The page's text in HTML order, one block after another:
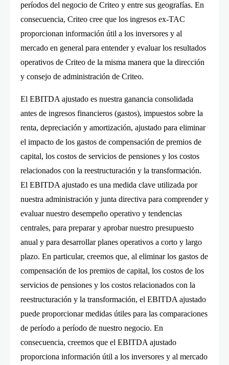
períodos del negocio de Criteo y entre sus geografías. En
consecuencia, Criteo cree que los ingresos ex-TAC
proporcionan información útil a los inversores y al
mercado en general para entender y evaluar los resultados
operativos de Criteo de la misma manera que la dirección
y consejo de administración de Criteo.
El EBITDA ajustado es nuestra ganancia consolidada
antes de ingresos financieros (gastos), impuestos sobre la
renta, depreciación y amortización, ajustado para eliminar
el impacto de los gastos de compensación de premios de
capital, los costos de servicios de pensiones y los costos
relacionados con la reestructuración y la transformación.
El EBITDA ajustado es una medida clave utilizada por
nuestra administración y junta directiva para comprender y
evaluar nuestro desempeño operativo y tendencias
centrales, para preparar y aprobar nuestro presupuesto
anual y para desarrollar planes operativos a corto y largo
plazo. En particular, creemos que, al eliminar los gastos de
compensación de los premios de capital, los costos de los
servicios de pensiones y los costos relacionados con la
reestructuración y la transformación, el EBITDA ajustado
puede proporcionar medidas útiles para las comparaciones
de período a período de nuestro negocio. En
consecuencia, creemos que el EBITDA ajustado
proporciona información útil a los inversores y al mercado